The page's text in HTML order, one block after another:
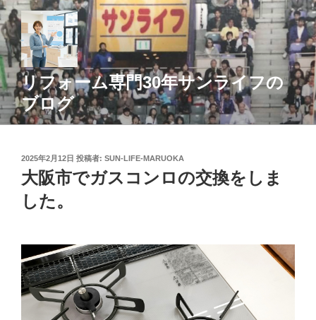
コ
ン
テ
ン
ツ
へ
ス
キ
リフォーム専門30年サンライフの
ブログ
投
日:
2025年2月12日 投稿者: SUN-LIFE-MARUOKA
大阪市でガスコンロの交換をしま
した。